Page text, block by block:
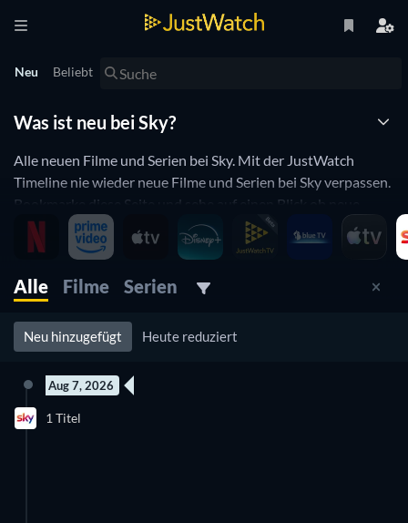
Neu Beliebt
Was ist neu bei Sky?
Alle neuen Filme und Serien bei Sky. Mit der JustWatch
Timeline nie wieder neue Filme und Serien bei Sky verpassen.
Bookmarke diese Seite und sehe auf einen Blick ob neue
Filme, oder Serien hinzugefügt wurden.
Sky updated ständig den Katalog von zu streamenden Filmen
und Serien. Wenn du das Gefühl hast, dass du eh schon alles
bei Sky gesehen hast was dich interessiert, dann wirst du die
JustWatch Timeline mögen. Hier kannst du täglich schauen,
ob etwas neues hinzugefügt wurde.
Alle Filme Serien
Neu hinzugefügt Heute reduziert
Aug 7, 2026
1 Titel